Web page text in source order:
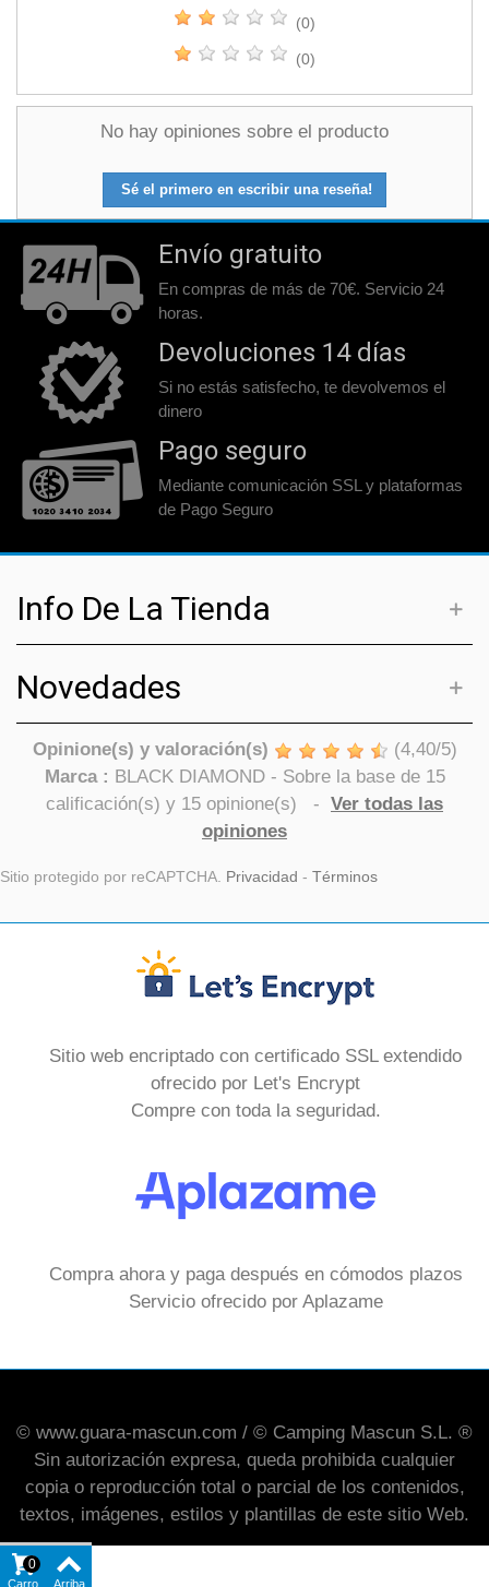
(0)
(0)
No hay opiniones sobre el producto
Sé el primero en escribir una reseña!
Envío gratuito
En compras de más de 70€. Servicio 24
horas.
Devoluciones 14 días
Si no estás satisfecho, te devolvemos el
dinero
Pago seguro
Mediante comunicación SSL y plataformas
de Pago Seguro
Info De La Tienda
Novedades
Opinione(s) y valoración(s) (4,40/5)
Marca : BLACK DIAMOND- Sobre la base de 15
calificación(s) y 15 opinione(s) - Ver todas las
opiniones
Sitio protegido por reCAPTCHA. Privacidad - Términos
Sitio web encriptado con certificado SSL extendido
ofrecido por Let's Encrypt
Compre con toda la seguridad.
Compra ahora y paga después en cómodos plazos
Servicio ofrecido por Aplazame
© www.guara-mascun.com / © Camping Mascun S.L. ®
Sin autorización expresa, queda prohibida cualquier
copia o reproducción total o parcial de los contenidos,
textos, imágenes, estilos y plantillas de este sitio Web.
Carro
0
Arriba